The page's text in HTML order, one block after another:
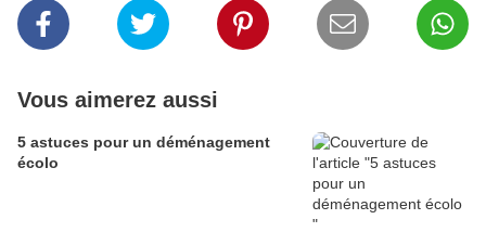
Vous aimerez aussi
5 astuces pour un déménagement
écolo